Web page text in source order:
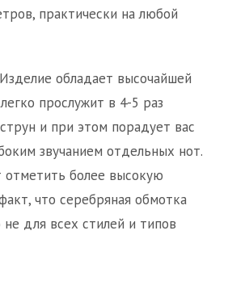
практически на любой
Изделие обладает высочайшей
прослужит в 4-5 раз
и при этом порадует вас
звучанием отдельных нот.
отметить более высокую
что серебряная обмотка
для всех стилей и типов